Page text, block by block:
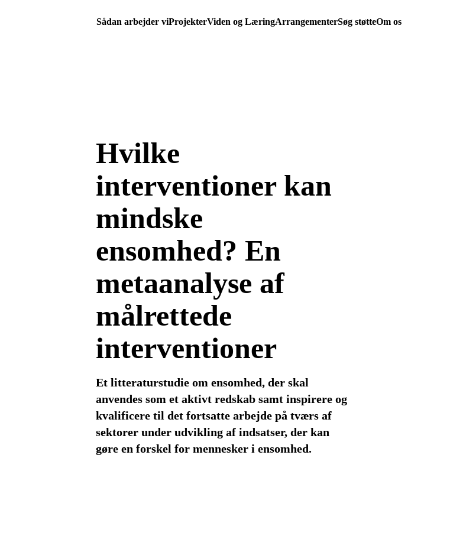
Sådan arbejder viProjekterViden og LæringArrangementerSøg støtteOm os
Hvilke
interventioner kan
mindske
ensomhed? En
metaanalyse af
målrettede
interventioner
Et litteraturstudie om ensomhed, der skal
anvendes som et aktivt redskab samt inspirere og
kvalificere til det fortsatte arbejde på tværs af
sektorer under udvikling af indsatser, der kan
gøre en forskel for mennesker i ensomhed.